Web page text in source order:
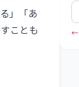
」「あ
ことも
←